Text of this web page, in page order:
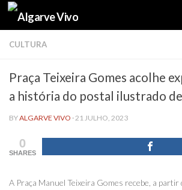
Skip to content
CULTURA
Praça Teixeira Gomes acolhe
a história do postal ilustrado
BYALGARVE VIVO ·21 JULHO, 2023
0
SHARES
A Praça Manuel Teixeira Gomes recebe, a partir